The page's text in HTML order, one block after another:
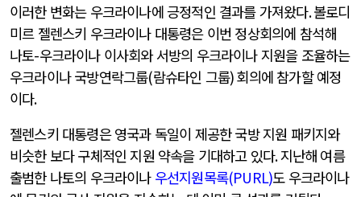
이러한 변화는 우크라이나에 긍정적인 결과를 가져왔다.볼로디
미르 젤렌스키 우크라이나 대통령은 이번 정상회의에 참석해
나토-우크라이나 이사회와 서방의 우크라이나 지원을 조율하는
우크라이나 국방연락그룹(람슈타인 그룹)회의에 참가할 예정
이다.
젤렌스키 대통령은 영국과 독일이 제공한 국방 지원 패키지와
비슷한 보다 구체적인 지원 약속을 기대하고 있다.지난해 여름
출범한 나토의 우크라이나 우선지원목록(PURL)도 우크라이나